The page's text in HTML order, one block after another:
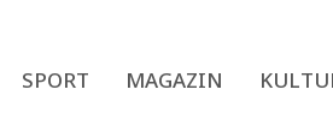
SPORT MAGAZIN